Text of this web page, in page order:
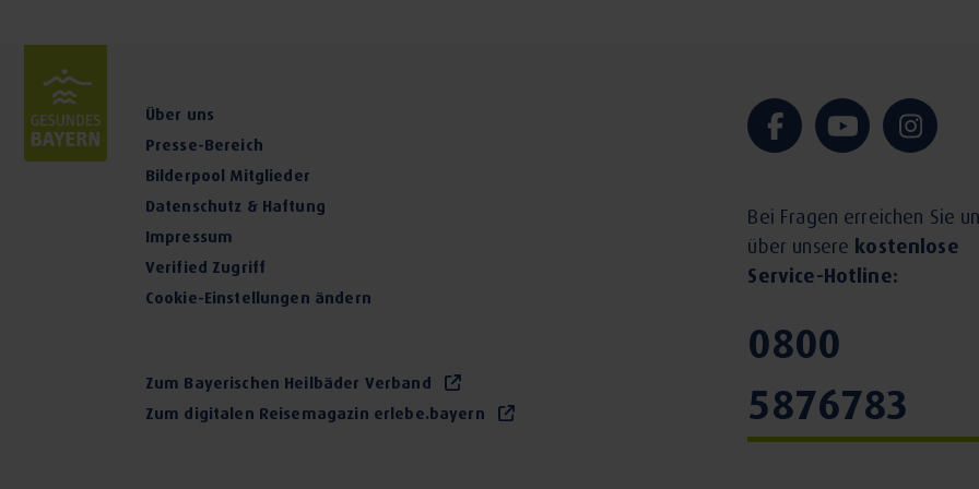
Über uns
Presse-Bereich
Bilderpool Mitglieder
Datenschutz & Haftung
Impressum
Verified Zugriff
Cookie-Einstellungen ändern
Zum Bayerischen Heilbäder Verband
Zum digitalen Reisemagazin erlebe.bayern
Bei Fragen erreichen Sie
über unsere kostenlose
Service-Hotline:
0800
5876783